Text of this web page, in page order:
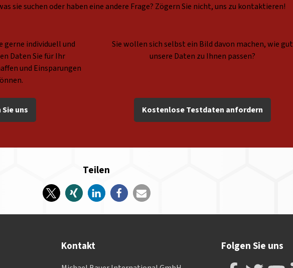
sie suchen oder haben eine andere Frage? Zögern Sie nicht, uns zu kontaktieren!
gerne individuell und
Daten Sie für Ihr
und Einsparungen
Sie wollen sich selbst ein Bild davon machen, wie gut
unsere Daten zu Ihnen passen?
uns Kostenlose Testdaten anfordern
Teilen
Kontakt Folgen Sie uns